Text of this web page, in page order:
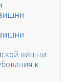
вишни
к